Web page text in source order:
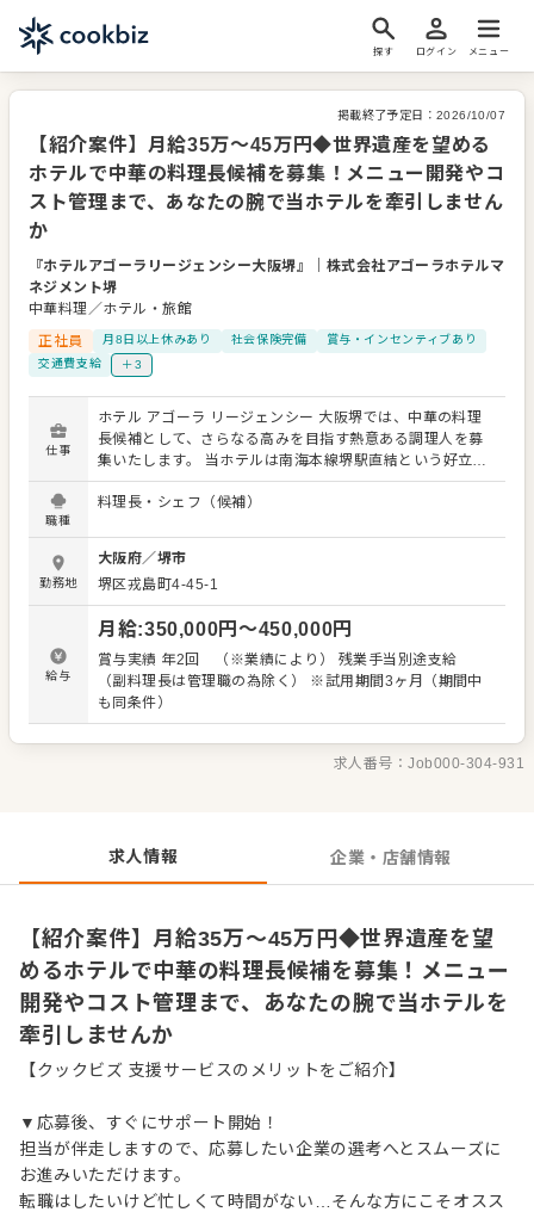
探す ログイン メニュー
掲載終了予定日： 2026/10/07
【紹介案件】月給35万～45万円◆世界遺産を望める
ホテルで中華の料理長候補を募集！メニュー開発やコ
スト管理まで、あなたの腕で当ホテルを牽引しません
か
『ホテルアゴーラリージェンシー大阪堺』
株式会社アゴーラホテルマ
ネジメント堺
中華料理／ホテル・旅館
正社員
月8日以上休みあり 社会保険完備
賞与・インセンティブあり
交通費支給
＋3
仕事
ホテル アゴーラ リージェンシー 大阪堺では、中華の料理
長候補として、さらなる高みを目指す熱意ある調理人を募
集いたします。 当ホテルは南海本線堺駅直結という好立地
にあり、大阪市内や関西国際空港からのアクセスも非常に
便利です。大阪唯一の世界遺産である「百舌鳥・古市古墳
ある環境があなたの舞台です。 館内には、アフタヌーンテ
ィーやハーフビュッフェなどが楽しめるダイニング、さら
には充実したウェディング施設も備えており、レストラン
からブライダルまで幅広いシーンで食の感動を提供してい
ます。 今回お任せする業務は、朝食・昼食・夕食にわたる
調理業務全般だけにとどまりません。これまでのご経歴に
応じて、在庫やコストの管理、さらには衛生管理もお任せ
していきます。そして、あなたの感性と技術を存分に発揮
す。 ご自身の経験を活かし、ホテルの食を支える中心人物
として活躍したいという強い向上心をお持ちの方からのご
職種
料理長・シェフ（候補）
勤務地
大阪府／堺市
堺区戎島町4-45-1
給与
月給:350,000円〜450,000円
賞与実績 年2回 （※業績により） 残業手当別途支給
（副料理長は管理職の為除く） ※試用期間3ヶ月（期間中
も同条件）
求人番号：Job000-304-931
求人情報 企業・店舗情報
【紹介案件】月給35万～45万円◆世界遺産を望
めるホテルで中華の料理長候補を募集！メニュー
開発やコスト管理まで、あなたの腕で当ホテルを
牽引しませんか
【クックビズ 支援サービスのメリットをご紹介】
▼応募後、すぐにサポート開始！
担当が伴走しますので、応募したい企業の選考へとスムーズに
お進みいただけます。
転職はしたいけど忙しくて時間がない…そんな方にこそオスス